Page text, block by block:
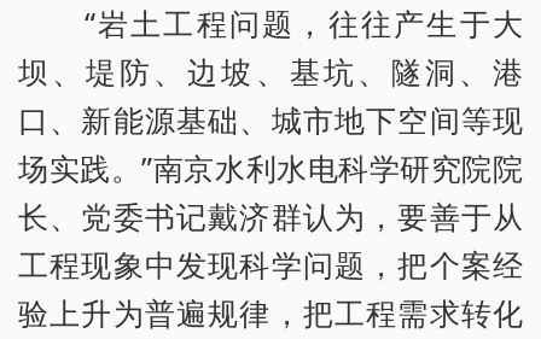
“岩土工程问题，往往产生于大
坝、堤防、边坡、基坑、隧洞、港
口、新能源基础、城市地下空间等现
场实践。”南京水利水电科学研究院院
长、党委书记戴济群认为，要善于从
工程现象中发现科学问题，把个案经
验上升为普遍规律，把工程需求转化